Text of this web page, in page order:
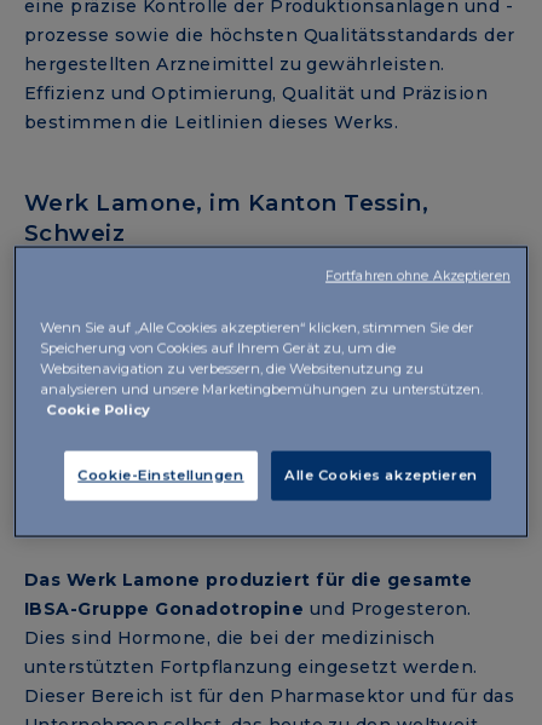
eine präzise Kontrolle der Produktionsanlagen und -
prozesse sowie die höchsten Qualitätsstandards der
hergestellten Arzneimittel zu gewährleisten.
Effizienz und Optimierung, Qualität und Präzision
bestimmen die Leitlinien dieses Werks.
Werk Lamone, im Kanton Tessin,
Schweiz
Das Werk Lamone produziert für die gesamte
IBSA-Gruppe Gonadotropine und Progesteron.
Dies sind Hormone, die bei der medizinisch
unterstützten Fortpflanzung eingesetzt werden.
Dieser Bereich ist für den Pharmasektor und für das
Wenn Sie auf „Alle Cookies akzeptieren“ klicken, stimmen Sie der
Speicherung von Cookies auf Ihrem Gerät zu, um die
Websitenavigation zu verbessern, die Websitenutzung zu
analysieren und unsere Marketingbemühungen zu unterstützen.
Cookie Policy
Cookie-Einstellungen Alle Cookies akzeptieren
Fortfahren ohne Akzeptieren